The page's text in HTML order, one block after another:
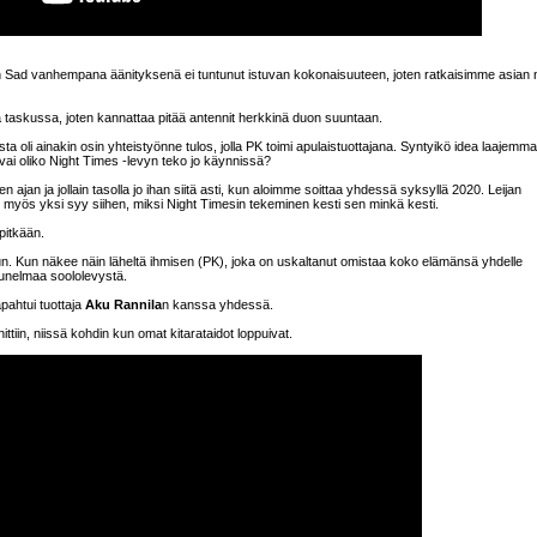
vanhempana äänityksenä ei tuntunut istuvan kokonaisuuteen, joten ratkaisimme asian
joten kannattaa pitää antennit herkkinä duon suuntaan.
oli ainakin osin yhteistyönne tulos, jolla PK toimi apulaistuottajana. Syntyikö idea
oliko Night Times -levyn teko jo käynnissä?
ajan ja jollain tasolla jo ihan siitä asti, kun aloimme soittaa yhdessä syksyllä 2020. Leijan
yksi syy siihen, miksi Night Timesin tekeminen kesti sen minkä kesti.
Kun näkee näin läheltä ihmisen (PK), joka on uskaltanut omistaa koko elämänsä yhdelle
soololevystä.
tuottaja Aku Rannilan kanssa yhdessä.
niissä kohdin kun omat kitarataidot loppuivat.